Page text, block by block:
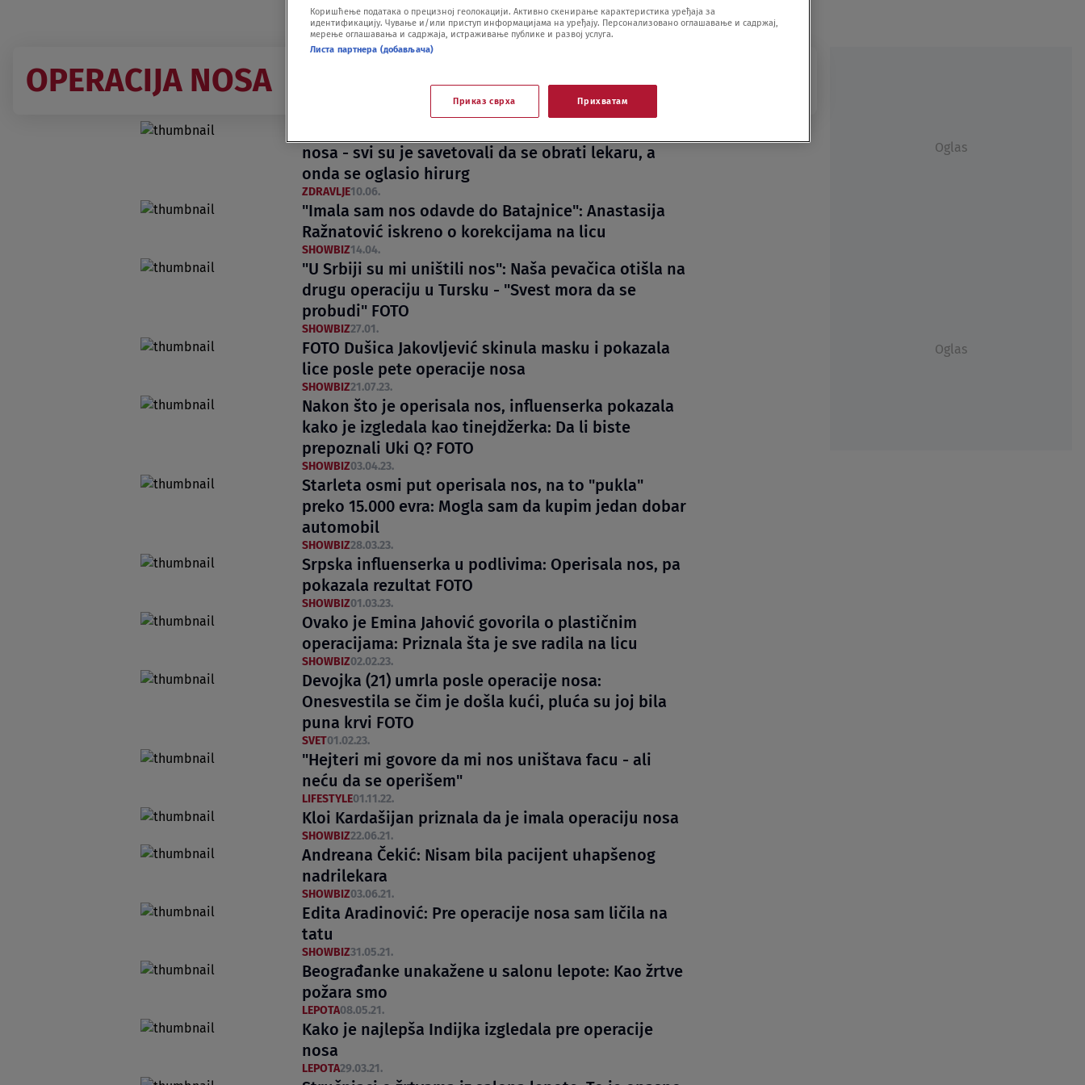
OPERACIJA NOSA
nosa - svi su je savetovali da se obrati lekaru, a
onda se oglasio hirurg
ZDRAVLJE10.06.
"Imala sam nos odavde do Batajnice": Anastasija
Ražnatović iskreno o korekcijama na licu
SHOWBIZ14.04.
"U Srbiji su mi uništili nos": Naša pevačica otišla na
drugu operaciju u Tursku - "Svest mora da se
probudi" FOTO
SHOWBIZ27.01.
FOTO Dušica Jakovljević skinula masku i pokazala
lice posle pete operacije nosa
SHOWBIZ21.07.23.
Nakon što je operisala nos, influenserka pokazala
kako je izgledala kao tinejdžerka: Da li biste
prepoznali Uki Q? FOTO
SHOWBIZ03.04.23.
Starleta osmi put operisala nos, na to "pukla"
preko 15.000 evra: Mogla sam da kupim jedan dobar
automobil
SHOWBIZ28.03.23.
Srpska influenserka u podlivima: Operisala nos, pa
pokazala rezultat FOTO
SHOWBIZ01.03.23.
Ovako je Emina Jahović govorila o plastičnim
operacijama: Priznala šta je sve radila na licu
SHOWBIZ02.02.23.
Devojka (21) umrla posle operacije nosa:
Onesvestila se čim je došla kući, pluća su joj bila
puna krvi FOTO
SVET01.02.23.
"Hejteri mi govore da mi nos uništava facu - ali
neću da se operišem"
LIFESTYLE01.11.22.
Kloi Kardašijan priznala da je imala operaciju nosa
SHOWBIZ22.06.21.
Andreana Čekić: Nisam bila pacijent uhapšenog
nadrilekara
SHOWBIZ03.06.21.
Edita Aradinović: Pre operacije nosa sam ličila na
tatu
SHOWBIZ31.05.21.
Beograđanke unakažene u salonu lepote: Kao žrtve
požara smo
LEPOTA08.05.21.
Kako je najlepša Indijka izgledala pre operacije
nosa
LEPOTA29.03.21.
Oglas
Oglas
Коришћење података о прецизној геолокацији. Активно скенирање карактеристика уређаја за
идентификацију. Чување и/или приступ информацијама на уређају. Персонализовано оглашавање и садржај,
мерење оглашавања и садржаја, истраживање публике и развој услуга.
Листа партнера (добављача)
Приказ сврха Прихватам